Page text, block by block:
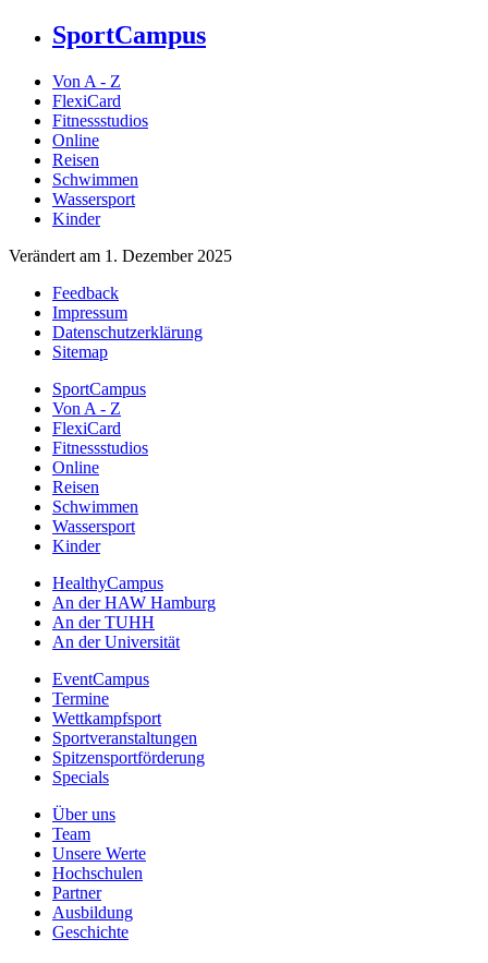
SportCampus
Von A - Z
FlexiCard
Fitnessstudios
Online
Reisen
Schwimmen
Wassersport
Kinder
Verändert am 1. Dezember 2025
Feedback
Impressum
Datenschutzerklärung
Sitemap
SportCampus
Von A - Z
FlexiCard
Fitnessstudios
Online
Reisen
Schwimmen
Wassersport
Kinder
HealthyCampus
An der HAW Hamburg
An der TUHH
An der Universität
EventCampus
Termine
Wettkampfsport
Sportveranstaltungen
Spitzensportförderung
Specials
Über uns
Team
Unsere Werte
Hochschulen
Partner
Ausbildung
Geschichte